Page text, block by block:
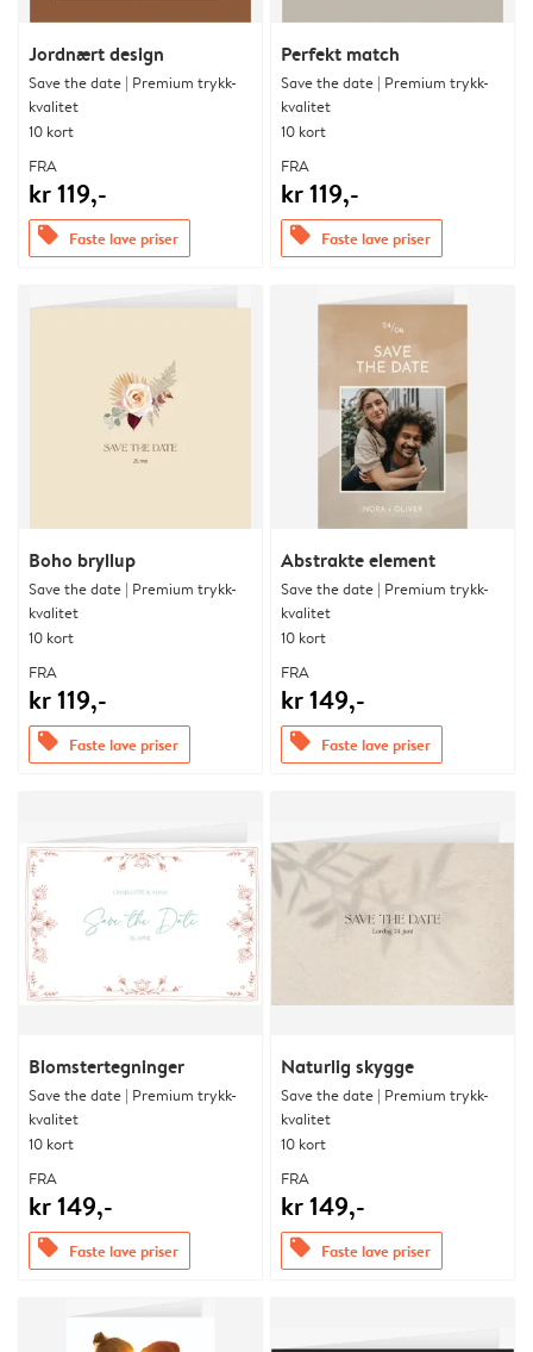
Jordnært design
Save the date | Premium trykk-
kvalitet
10 kort
FRA
kr 119,-
offers Faste lave priser
Perfekt match
Save the date | Premium trykk-
kvalitet
10 kort
FRA
kr 119,-
offers Faste lave priser
Boho bryllup
Save the date | Premium trykk-
kvalitet
10 kort
FRA
kr 119,-
offers Faste lave priser
Abstrakte element
Save the date | Premium trykk-
kvalitet
10 kort
FRA
kr 149,-
offers Faste lave priser
Blomstertegninger
Save the date | Premium trykk-
kvalitet
10 kort
FRA
kr 149,-
offers Faste lave priser
Naturlig skygge
Save the date | Premium trykk-
kvalitet
10 kort
FRA
kr 149,-
offers Faste lave priser